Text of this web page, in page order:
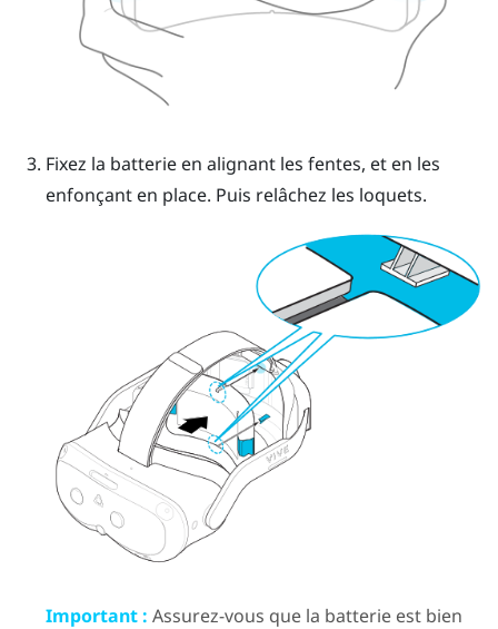
Fixez la batterie en alignant les fentes, et en les
enfonçant en place. Puis relâchez les loquets.
Important : Assurez-vous que la batterie est bien